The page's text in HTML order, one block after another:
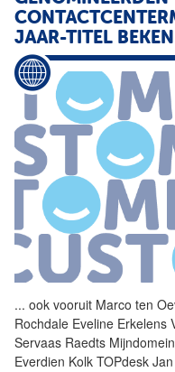
JAAR-TITEL
... ook vooruit Marco ten
Rochdale Eveline Erkelens
Servaas Raedts
Everdien Kolk TOPdesk Jan